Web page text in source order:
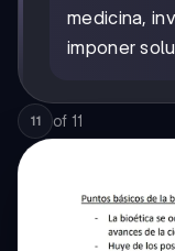
medicina,
imponer
11 of 11